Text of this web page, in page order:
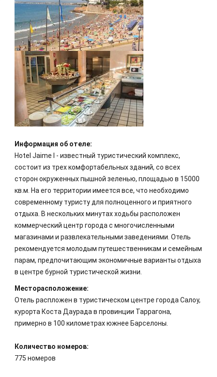
Информация об отеле:
Hotel Jaime I - известный туристический комплекс,
состоит из трех комфортабельных зданий, со всех
сторон окруженных пышной зеленью, площадью в 15000
кв.м. На его территории имеется все, что необходимо
современному туристу для полноценного и приятного
отдыха. В нескольких минутах ходьбы расположен
коммерческий центр города с многочисленными
магазинами и развлекательными заведениями. Отель
рекомендуется молодым путешественникам и семейным
парам, предпочитающим экономичные варианты отдыха
в центре бурной туристической жизни.
Месторасположение:
Отель распложен в туристическом центре города Салоу,
курорта Коста Даурада в провинции Таррагона,
примерно в 100 километрах южнее Барселоны.
Количество номеров:
775 номеров